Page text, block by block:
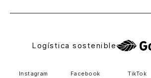
Logística sostenible
Instagram Facebook TikTok